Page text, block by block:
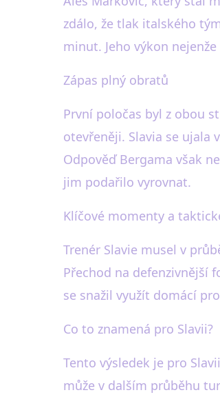
zdálo, že tlak italského
minut. Jeho výkon
Zápas plný obratů
První poločas byl z obou
otevřeněji. Slavia se ujala
Odpověď Bergama však
jim podařilo vyrovnat.
Klíčové momenty a
Trenér Slavie musel v
Přechod na defenzivnější
se snažil využít domácí
Co to znamená pro Slavii?
Tento výsledek je pro
může v dalším průběhu